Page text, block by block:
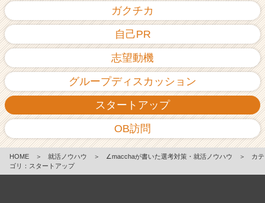
ガクチカ
自己PR
志望動機
グループディスカッション
スタートアップ
OB訪問
HOME ＞ 就活ノウハウ ＞ ∠macchaが書いた選考対策・就活ノウハウ ＞
カテ
ゴリ：スタートアップ